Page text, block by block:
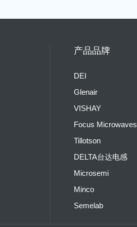
产品品牌
DEI
Glenair
VISHAY
Focus Microwaves
Tillotson
DELTA台达电感
Microsemi
Minco
Semelab